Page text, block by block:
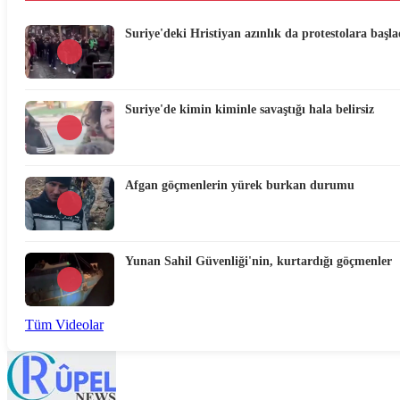
Suriye'deki Hristiyan azınlık da protestolara
Suriye'de kimin kiminle savaştığı hala belirsiz
Afgan göçmenlerin yürek burkan durumu
Yunan Sahil Güvenliği'nin, kurtardığı göçmenler
Tüm Videolar